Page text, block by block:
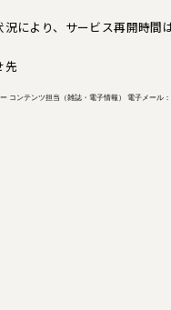
により、サービス再開時間
先
コンテンツ担当（雑誌・電子情報） 電子メー